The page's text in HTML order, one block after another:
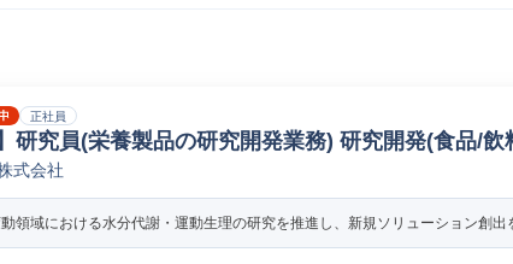
正社員
研究員(栄養製品の研究開発業務) 研究開発(食品/飲
式会社
領域における水分代謝・運動生理の研究を推進し、新規ソリューション創出